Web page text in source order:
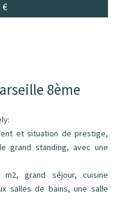
€
8ème
et situation de prestige,
grand standing, avec une
m2, grand séjour, cuisine
salles de bains, une salle